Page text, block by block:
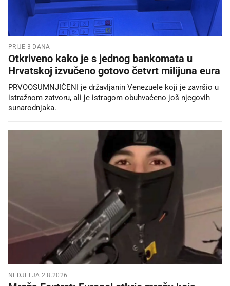
PRIJE 3 DANA
Otkriveno kako je s jednog bankomata u
Hrvatskoj izvučeno gotovo četvrt milijuna eura
PRVOOSUMNJIČENI je državljanin Venezuele koji je završio u
istražnom zatvoru, ali je istragom obuhvaćeno još njegovih
sunarodnjaka.
NEDJELJA 2.8.2026.